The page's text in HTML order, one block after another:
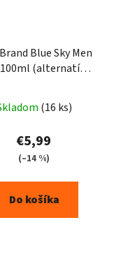
Sky Men
100ml (alternatíva
(16 ks)
€5,99
(–14 %)
Do košíka